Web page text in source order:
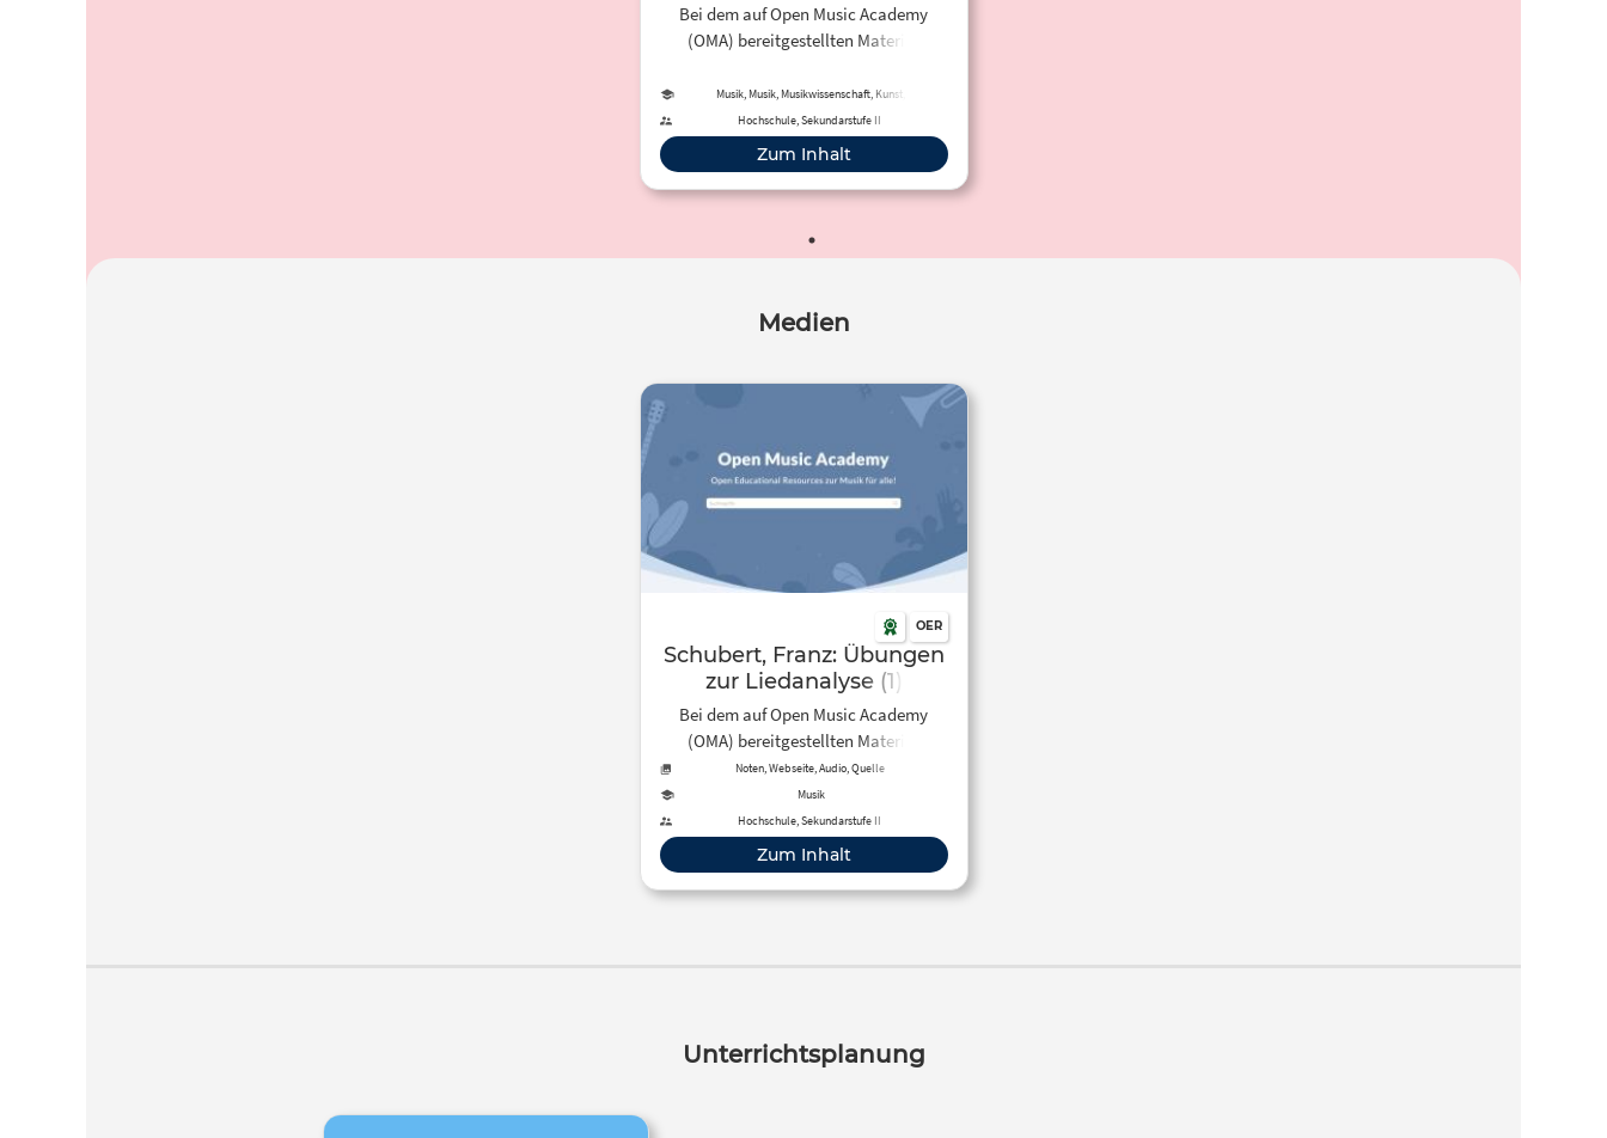
Bei dem auf Open Music Academy
(OMA) bereitgestellten Material
Liedanalyse. Hierzu werden drei
Kunstlieder inklusive Audio-Aufnahme
und Aufgabenstellung bereit gestellt.
Musik, Musik, Musikwissenschaft, Kunst,
Hochschule, Sekundarstufe II
Zum Inhalt
Medien
OER
Schubert, Franz: Übungen
zur Liedanalyse (1)
Bei dem auf Open Music Academy
(OMA) bereitgestellten Material
handelt es sich um Übungen zur
Liedanalyse. Hierzu werden drei
Kunstlieder inklusive Audio-Aufnahme
und Aufgabenstellung bereit gestellt.
Noten, Webseite, Audio, Quelle
Musik
Hochschule, Sekundarstufe II
Zum Inhalt
Unterrichtsplanung